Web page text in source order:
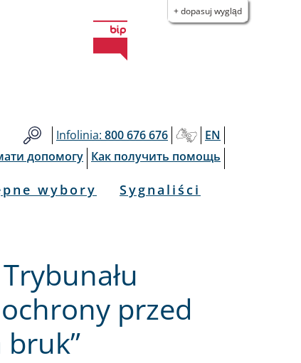
+ dopasuj wygląd
Infolinia: 800 676 676
EN
допомогу Как получить помощь
wybory Sygnaliści
przed
bruk”